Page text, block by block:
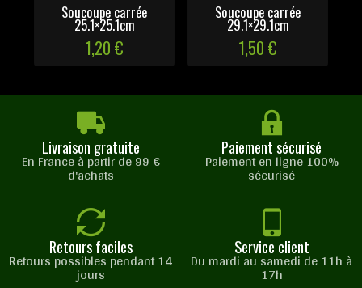
Soucoupe carrée
25.1×25.1cm
1,20 €
Soucoupe carrée
29.1×29.1cm
1,50 €
Livraison gratuite
En France à partir de 99 €
d'achats
Paiement sécurisé
Paiement en ligne 100%
sécurisé
Retours faciles
Retours possibles pendant 14
jours
Service client
Du mardi au samedi de 11h à
17h